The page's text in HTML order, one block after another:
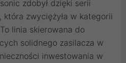
zdobył dzięki serii
, która zwyciężyła w kategorii
linia skierowana do
solidnego zasilacza w
inwestowania w